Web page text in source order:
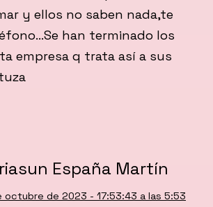
y ellos no saben nada,te
han terminado los
empresa q trata así a sus
España Martín
octubre de 2023 - 17:53:43 a las 5:53